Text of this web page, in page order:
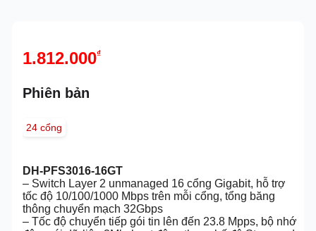
1.812.000₫
Phiên bản
24 cổng
DH-PFS3016-16GT
– Switch Layer 2 unmanaged 16 cổng Gigabit, hỗ trợ
tốc độ 10/100/1000 Mbps trên mỗi cổng, tổng băng
thông chuyển mạch 32Gbps
– Tốc độ chuyển tiếp gói tin lên đến 23.8 Mpps, bộ nhớ